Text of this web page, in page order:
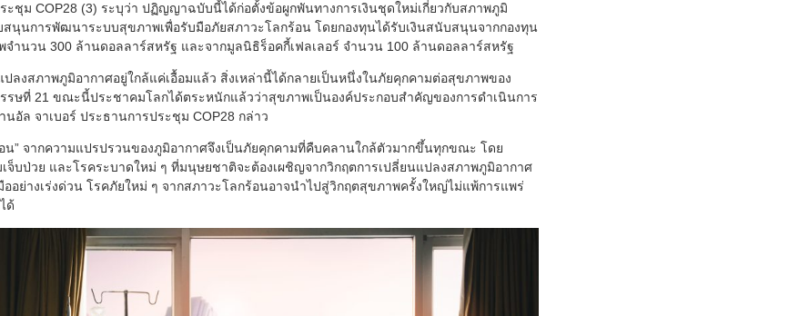
ะชุม COP28 (3) ระบุว่า ปฏิญญาฉบับนี้ได้ก่อตั้งข้อผูกพันทางการเงินชุดใหม่เกี่ยวกับสภาพภูมิ
นุนการพัฒนาระบบสุขภาพเพื่อรับมือภัยสภาวะโลกร้อน โดยกองทุนได้รับเงินสนับสนุนจากกองทุน
จำนวน 300 ล้านดอลลาร์สหรัฐ และจากมูลนิธิร็อคกี้เฟลเลอร์ จำนวน 100 ล้านดอลลาร์สหรัฐ
ปลงสภาพภูมิอากาศอยู่ใกล้แค่เอื้อมแล้ว สิ่งเหล่านี้ได้กลายเป็นหนึ่งในภัยคุกคามต่อสุขภาพของ
ษที่ 21 ขณะนี้ประชาคมโลกได้ตระหนักแล้วว่าสุขภาพเป็นองค์ประกอบสำคัญของการดำเนินการ
อัล จาเบอร์ ประธานการประชุม COP28 กล่าว
อน” จากความแปรปรวนของภูมิอากาศจึงเป็นภัยคุกคามที่คืบคลานใกล้ตัวมากขึ้นทุกขณะ โดย
เจ็บป่วย และโรคระบาดใหม่ ๆ ที่มนุษยชาติจะต้องเผชิญจากวิกฤตการเปลี่ยนแปลงสภาพภูมิอากาศ
ออย่างเร่งด่วน โรคภัยใหม่ ๆ จากสภาวะโลกร้อนอาจนำไปสู่วิกฤตสุขภาพครั้งใหญ่ไม่แพ้การแพร่
ด้